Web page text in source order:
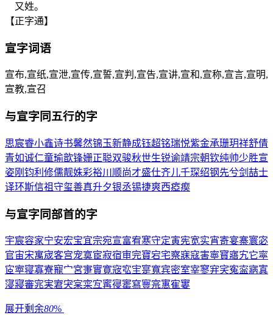
又姓。
【正字通】
宣字词语
宣布,宣纸,宣泄,宣传,宣誓,宣判,宣告,宣讲,宣和,宣称,宣言,宣明,
宣教,宣召
与宣字同五行的字
思宸睿小鑫诗书馨然锦玉新静成钰超铭瑞悦紫金承珊玥祥舒倩
青如诚仁童瑜歆锋姗正聪双骏秋世生锐谕靖宗朝钦纯帅少胜宣
姿刚 钧利 修儒靓姝彩裕川 顺尚才盛仕齐儿千琛绍钢先兮剑 喆士
译环斯信祖 守玺善真升夕银丞锡捷爽西瘂瘈
与宣字同部首的字
宇宸容家宁安宏宝宜宗宛宣富宥寒守定寅宪宽实宵寄宴寨寰宓
官宙宋寓宬客宫宠寞宦寂宿审完寶宕宅察寐寇害寧寳寤宄它寜
宧寕寝寡寮寵宀宮寁實寛宼宖宔寔寬宾密室宰寥宑宎寃寍寎寘
寖寢審宨実宭宊宲寀宐寗寑寚寫寷宺寭寉寠
展开剩余80%